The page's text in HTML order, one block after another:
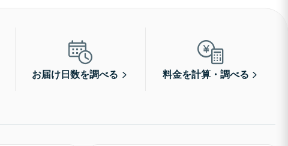
お届け日数を調べる 料金を計算・調べる